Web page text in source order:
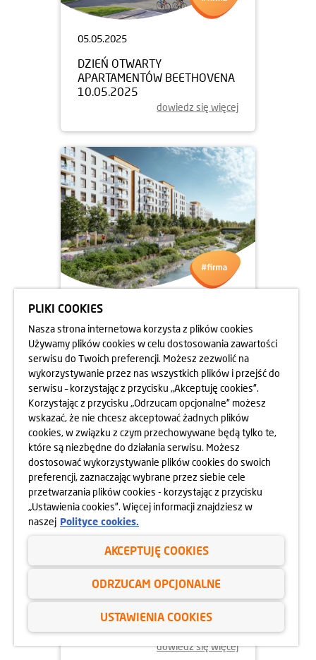
05.05.2025
DZIEŃ OTWARTY
APARTAMENTÓW BEETHOVENA
10.05.2025
dowiedz się więcej
05.05.2025
DZIEŃ OTWARTY
MOKOTOWA SPORTOWEGO
10.05.2025
dowiedz się więcej
24.04.2025
800 MIESZKAŃ BEZ WKŁADU
WŁASNEGO
dowiedz się więcej
PLIKI COOKIES
Nasza strona internetowa korzysta z plików cookies
Używamy plików cookies w celu dostosowania zawartości
serwisu do Twoich preferencji. Możesz zezwolić na
wykorzystywanie przez nas wszystkich plików i przejść do
serwisu – korzystając z przycisku „Akceptuję cookies”.
Korzystając z przycisku „Odrzucam opcjonalne” możesz
wskazać, że nie chcesz akceptować żadnych plików
cookies, w związku z czym przechowywane będą tylko te,
które są niezbędne do działania serwisu. Możesz
dostosować wykorzystywanie plików cookies do swoich
preferencji, zaznaczając wybrane przez siebie cele
przetwarzania plików cookies - korzystając z przycisku
„Ustawienia cookies”. Więcej informacji znajdziesz w
naszej Polityce cookies.
AKCEPTUJĘ COOKIES
ODRZUCAM OPCJONALNE
USTAWIENIA COOKIES